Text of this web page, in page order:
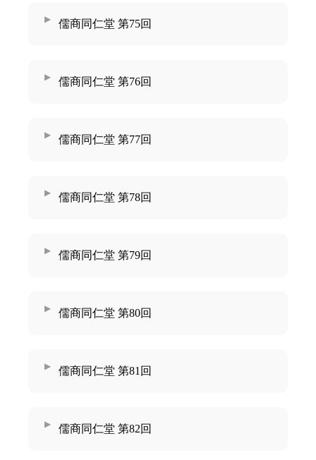
儒商同仁堂 第75回
儒商同仁堂 第76回
儒商同仁堂 第77回
儒商同仁堂 第78回
儒商同仁堂 第79回
儒商同仁堂 第80回
儒商同仁堂 第81回
儒商同仁堂 第82回